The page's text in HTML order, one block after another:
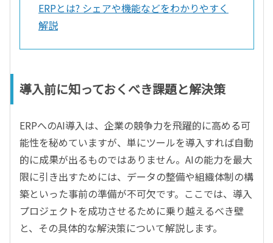
ERPとは? シェアや機能などをわかりやすく
解説
導入前に知っておくべき課題と解決策
ERPへのAI導入は、企業の競争力を飛躍的に高める可
能性を秘めていますが、単にツールを導入すれば自動
的に成果が出るものではありません。AIの能力を最大
限に引き出すためには、データの整備や組織体制の構
築といった事前の準備が不可欠です。ここでは、導入
プロジェクトを成功させるために乗り越えるべき壁
と、その具体的な解決策について解説します。